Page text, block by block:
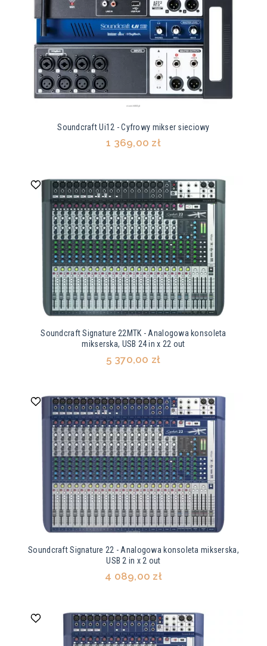
Soundcraft Ui12 - Cyfrowy mikser sieciowy
1 369,00 zł
Soundcraft Signature 22MTK - Analogowa konsoleta
mikserska, USB 24 in x 22 out
5 370,00 zł
Soundcraft Signature 22 - Analogowa konsoleta mikserska,
USB 2 in x 2 out
4 089,00 zł